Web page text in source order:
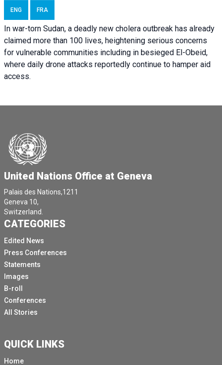
ENG FRA
In war-torn Sudan, a deadly new cholera outbreak has already
claimed more than 100 lives, heightening serious concerns
for vulnerable communities including in besieged El-Obeid,
where daily drone attacks reportedly continue to hamper aid
access.
United Nations Office at Geneva
Palais des Nations,1211
Geneva 10,
Switzerland.
CATEGORIES
Edited News
Press Conferences
Statements
Images
B-roll
Conferences
All Stories
QUICK LINKS
Home